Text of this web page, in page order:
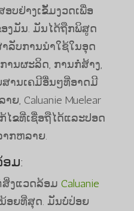
ບຢ່າງເຂັ້ມງວດເພື່ອ
ງມັນ. ມັນໄດ້ຖືກພິສູດ
ລັບການນໍາໃຊ້ໃນອຸດ
ານຜະລິດ, ການກໍ່ສ້າງ,
ານເຄມີອື່ນໆທີ່ອາດມີ
, Caluanie Muelear
ໄຂທີ່ເຊື່ອຖືໄດ້ແລະປອດ
ກຫລາຍ.
ມ:
ງແວດລ້ອມ Caluanie
ອຍທີ່ສຸດ. ມັນບໍ່ປ່ອຍ